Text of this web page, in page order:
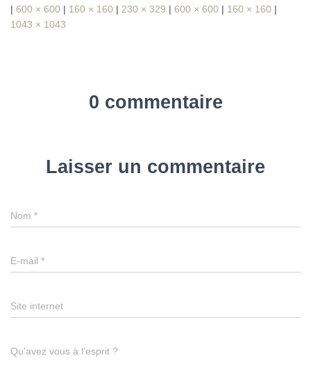
| 600 × 600 | 160 × 160 | 230 × 329 | 600 × 600 | 160 × 160 |
1043 × 1043
0 commentaire
Laisser un commentaire
Nom *
E-mail *
Site internet
Qu’avez vous à l’esprit ?